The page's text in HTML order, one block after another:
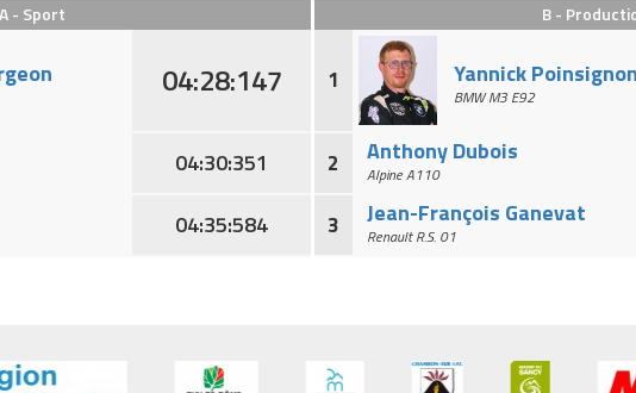
Championnat de France de la Montagne
Mont-Dore - Chambon sur Lac
- Sport
04:28:147
04:30:351
04:35:584
B -
1 Yannick Poinsignon
BMW M3 E92
2 Anthony Dubois
Alpine A110
3 Jean-François Ganevat
Renault R.S. 01